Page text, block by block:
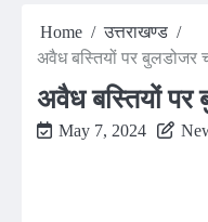
Home
उत्तराखण्ड
अवैध बस्तियों पर बुलडोजर
अवैध बस्तियों पर
May 7, 2024